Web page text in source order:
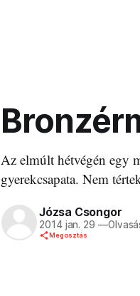
Az elmúlt hétvégén egy
gyerekcsapata. Nem
Józsa Csongor
2014 jan. 29 —
Megosztás